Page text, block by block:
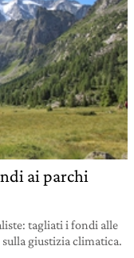
ai parchi
tagliati i fondi alle
giustizia climatica.